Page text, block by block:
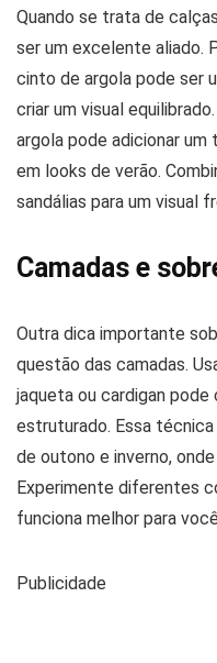
Quando se trata de
ser um excelente aliado.
cinto de argola pode ser
criar um visual
argola pode adicionar
em looks de verão.
sandálias para um visual
Camadas e
Outra dica importante
questão das camadas.
jaqueta ou cardigan
estruturado. Essa
de outono e inverno,
Experimente diferentes
funciona melhor para
Publicidade